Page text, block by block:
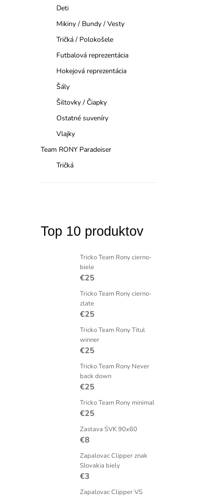
Deti
Mikiny / Bundy / Vesty
Tričká / Polokošele
Futbalová reprezentácia
Hokejová reprezentácia
Šály
Šiltovky / Čiapky
Ostatné suveníry
Vlajky
Team RONY Paradeiser
Tričká
Top 10 produktov
Tricko Team Rony cierno-
biele
€25
Tricko Team Rony cierno-
zlate
€25
Tricko Team Rony Titul
winner
€25
Tricko Team Rony Never
back down
€25
Tricko Team Rony minimal
€25
Zastava SVK 90x60
€8
Zapalovac Clipper znak
Slovakia biely
€3
Zapalovac Clipper VS